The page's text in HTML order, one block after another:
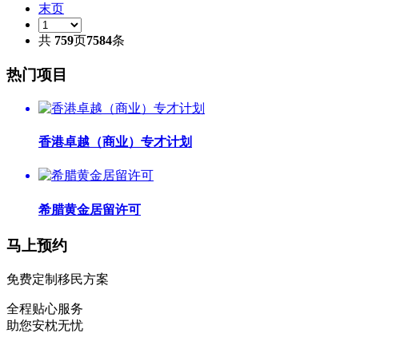
末页
共 759页7584条
热门项目
香港卓越（商业）专才计划
希腊黄金居留许可
马上预约
免费定制移民方案
全程贴心服务
助您安枕无忧